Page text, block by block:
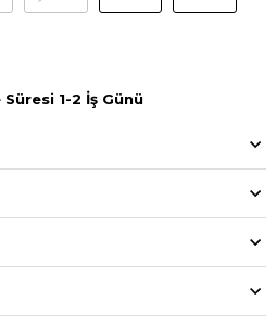
1-2 İş Günü